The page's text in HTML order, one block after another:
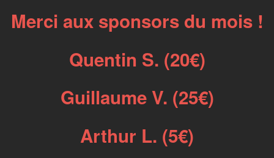
Merci aux sponsors du mois !
Quentin S. (20€)
Guillaume V. (25€)
Arthur L. (5€)